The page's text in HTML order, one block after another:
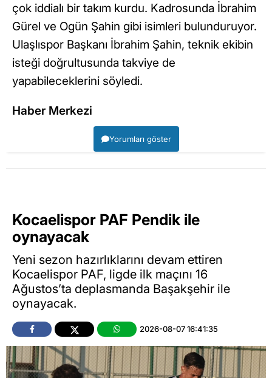
çok iddialı bir takım kurdu. Kadrosunda İbrahim
Gürel ve Ogün Şahin gibi isimleri bulunduruyor.
Ulaşlıspor Başkanı İbrahim Şahin, teknik ekibin
isteği doğrultusunda takviye de
yapabileceklerini söyledi.
Haber Merkezi
Yorumları göster
Kocaelispor PAF Pendik ile
oynayacak
Yeni sezon hazırlıklarını devam ettiren
Kocaelispor PAF, ligde ilk maçını 16
Ağustos’ta deplasmanda Başakşehir ile
oynayacak.
2026-08-07 16:41:35